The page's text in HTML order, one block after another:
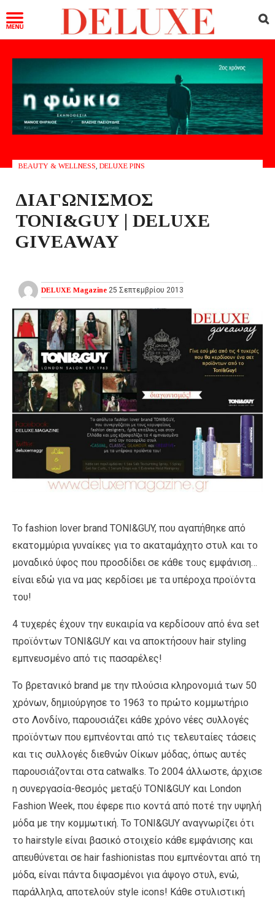
BEAUTY & WELLNESS DELUXE PINS
ΔΙΑΓΩΝΙΣΜΟΣ
TONI&GUY | DELUXE
GIVEAWAY
DELUXE Magazine 25 Σεπτεμβρίου 2013
Το fashion lover brand TONI&GUY, που αγαπήθηκε από
εκατομμύρια γυναίκες για το ακαταμάχητο στυλ και το
μοναδικό ύφος που προσδίδει σε κάθε τους εμφάνιση…
είναι εδώ για να μας κερδίσει με τα υπέροχα προϊόντα
του!
4 τυχερές έχουν την ευκαιρία να κερδίσουν από ένα set
προϊόντων TONI&GUY και να αποκτήσουν hair styling
εμπνευσμένο από τις πασαρέλες!
To βρετανικό brand με την πλούσια κληρονομιά των 50
χρόνων, δημιούργησε το 1963 το πρώτο κομμωτήριο
στο Λονδίνο, παρουσιάζει κάθε χρόνο νέες συλλογές
προϊόντων που εμπνέονται από τις τελευταίες τάσεις
και τις συλλογές διεθνών Οίκων μόδας, όπως αυτές
παρουσιάζονται στα catwalks. Το 2004 άλλωστε, άρχισε
η συνεργασία-θεσμός μεταξύ TONI&GUY και London
Fashion Week, που έφερε πιο κοντά από ποτέ την υψηλή
μόδα με την κομμωτική. Το TONI&GUY αναγνωρίζει ότι
το hairstyle είναι βασικό στοιχείο κάθε εμφάνισης και
απευθύνεται σε hair fashionistas που εμπνέονται από τη
μόδα, είναι πάντα διψασμένοι για άψογο στυλ, ενώ,
παράλληλα, αποτελούν style icons! Κάθε στυλιστική